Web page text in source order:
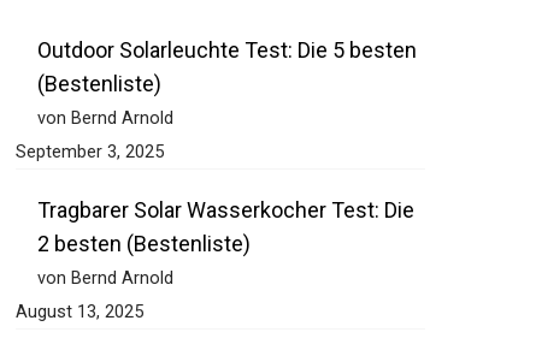
Outdoor Solarleuchte Test: Die 5 besten
(Bestenliste)
von Bernd Arnold
September 3, 2025
Tragbarer Solar Wasserkocher Test: Die
2 besten (Bestenliste)
von Bernd Arnold
August 13, 2025